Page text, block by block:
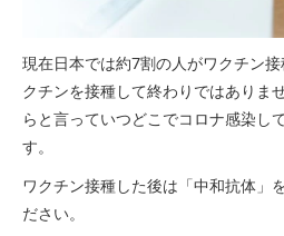
現在日本では約7割の人がワクチン
クチンを接種して終わりではありま
らと言っていつどこでコロナ感染し
す。
ワクチン接種した後は「中和抗体」
ださい。